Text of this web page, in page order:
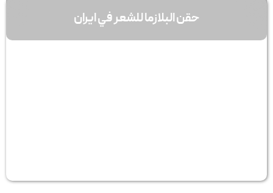
حقن البلازما للشعر في ایران